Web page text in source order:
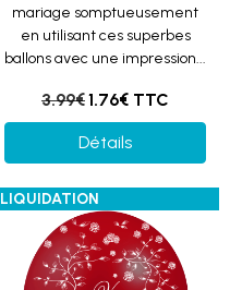
mariage somptueusement
en utilisant ces superbes
ballons avec une impression...
3.99€1.76€ TTC
Détails
LIQUIDATION